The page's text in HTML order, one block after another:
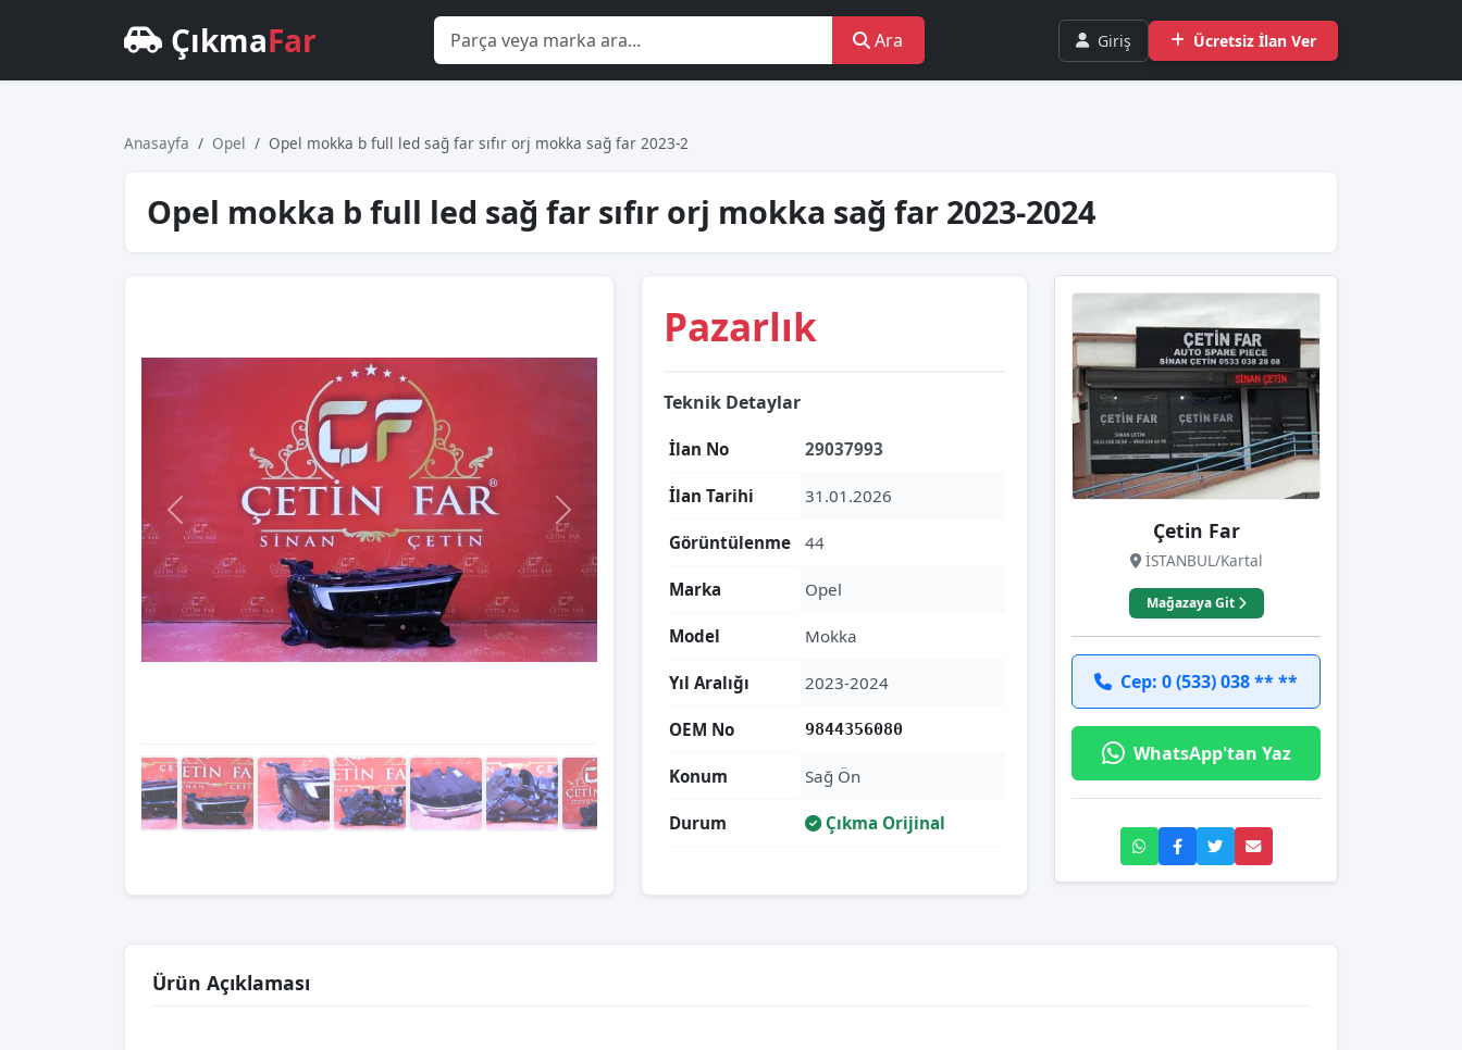
ÇıkmaFar Ara Giriş Ücretsiz İlan Ver
Anasayfa Opel Opel mokka b full led sağ far sıfır orj mokka sağ far 2023-2
Opel mokka b full led sağ far sıfır orj mokka sağ far 2023-2024
Pazarlık
Teknik Detaylar
İlan No 29037993
İlan Tarihi 31.01.2026
Görüntülenme 44
Marka Opel
Model Mokka
Yıl Aralığı 2023-2024
OEM No 9844356080
Konum Sağ Ön
Durum Çıkma Orijinal
Çetin Far
İSTANBUL/Kartal
Mağazaya Git
Cep: 0 (533) 038 ** **
WhatsApp'tan Yaz
Ürün Açıklaması